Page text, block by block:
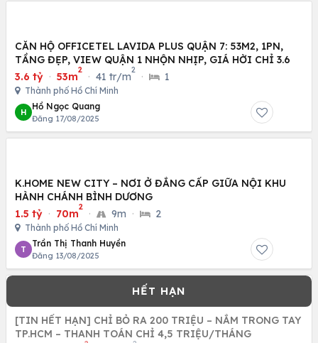
CĂN HỘ OFFICETEL LAVIDA PLUS QUẬN 7: 53M2, 1PN,
TẦNG ĐẸP, VIEW QUẬN 1 NHỘN NHỊP, GIÁ HỜI CHỈ 3.6
3.6 tỷ · 53m
2
· 41 tr/m
2
· 1
Thành phố Hồ Chí Minh
H
Hồ Ngọc Quang
Đăng 17/08/2025
K.HOME NEW CITY – NƠI Ở ĐẲNG CẤP GIỮA NỘI KHU
HÀNH CHÁNH BÌNH DƯƠNG
1.5 tỷ · 70m
2
· 9m · 2
Thành phố Hồ Chí Minh
T
Trần Thị Thanh Huyền
Đăng 13/08/2025
[TIN HẾT HẠN] CHỈ BỎ RA 200 TRIỆU – NẮM TRONG TAY
TP.HCM – THANH TOÁN CHỈ 4,5 TRIỆU/THÁNG